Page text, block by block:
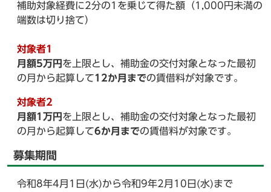
補助対象経費に2分の1を乗じて得た額（1,000円未満の
端数は切り捨て）
対象者1
月額5万円 を上限とし、補助金の交付対象となった最初
の月から起算して12か月までの賃借料が対象です。
対象者2
月額1万円 を上限とし、補助金の交付対象となった最初
の月から起算して6か月までの賃借料が対象です。
募集期間
令和8年4月1日(水)から令和9年2月10日(水)まで